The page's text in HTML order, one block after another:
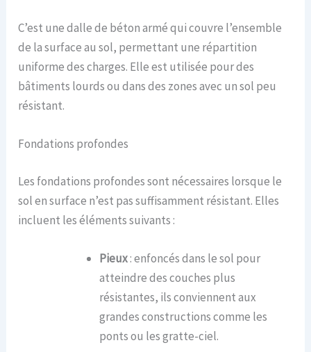
C’est une dalle de béton armé qui couvre l’ensemble
de la surface au sol, permettant une répartition
uniforme des charges. Elle est utilisée pour des
bâtiments lourds ou dans des zones avec un sol peu
résistant.
Fondations profondes
Les fondations profondes sont nécessaires lorsque le
sol en surface n’est pas suffisamment résistant. Elles
incluent les éléments suivants :
Pieux: enfoncés dans le sol pour
atteindre des couches plus
résistantes, ils conviennent aux
grandes constructions comme les
ponts ou les gratte-ciel.